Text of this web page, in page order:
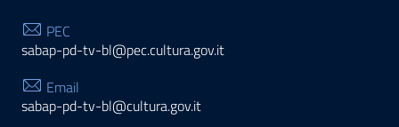
PEC
sabap-pd-tv-bl@pec.cultura.gov.it
Email
sabap-pd-tv-bl@cultura.gov.it